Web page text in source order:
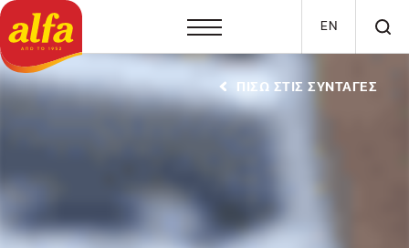
Παράκαμψη προς το κυρίως περιεχόμενο
EN
ΠΙΣΩ ΣΤΙΣ ΣΥΝΤΑΓΕΣ